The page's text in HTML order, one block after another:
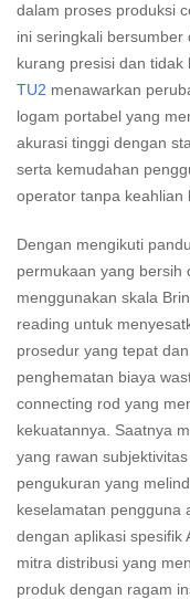
dalam proses produksi
ini seringkali
kurang presisi dan tidak
TU2 menawarkan
logam portabel yang
akurasi tinggi dengan
serta kemudahan
operator tanpa keahlian
Dengan mengikuti
permukaan yang bersih
menggunakan skala
reading untuk
prosedur yang tepat
penghematan biaya
connecting rod yang
kekuatannya. Saatnya
yang rawan
pengukuran yang
keselamatan pengguna
dengan aplikasi spesifik
mitra distribusi yang
produk dengan ragam